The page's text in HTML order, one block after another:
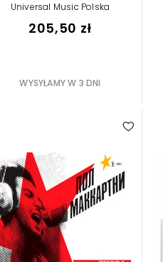
Universal Music Polska
205,50 zł
WYSYŁAMY W 3 DNI